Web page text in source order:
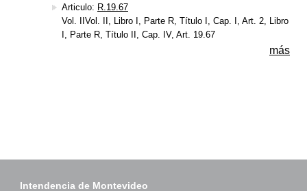
Articulo: R.19.67
Vol. IIVol. II, Libro I, Parte R, Título I, Cap. I, Art. 2, Libro
I, Parte R, Título II, Cap. IV, Art. 19.67
más
Intendencia de Montevideo